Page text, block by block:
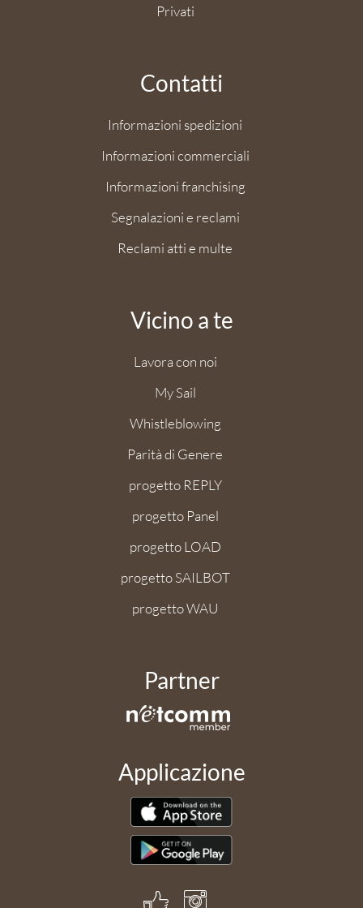
Privati
Contatti
Informazioni spedizioni
Informazioni commerciali
Informazioni franchising
Segnalazioni e reclami
Reclami atti e multe
Vicino a te
Lavora con noi
My Sail
Whistleblowing
Parità di Genere
progetto REPLY
progetto Panel
progetto LOAD
progetto SAILBOT
progetto WAU
Partner
Applicazione